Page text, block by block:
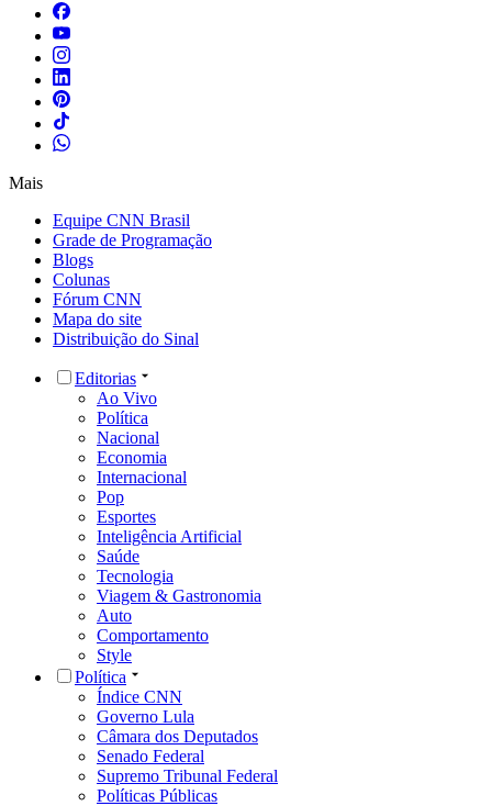
Mais
Equipe CNN Brasil
Grade de Programação
Blogs
Colunas
Fórum CNN
Mapa do site
Distribuição do Sinal
Editorias
Ao Vivo
Política
Nacional
Economia
Internacional
Pop
Esportes
Inteligência Artificial
Saúde
Tecnologia
Viagem & Gastronomia
Auto
Comportamento
Style
Política
Índice CNN
Governo Lula
Câmara dos Deputados
Senado Federal
Supremo Tribunal Federal
Políticas Públicas